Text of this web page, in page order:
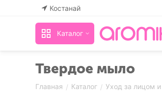
Костанай
Каталог
Твердое мыло
Главная / Каталог / Уход за лицом